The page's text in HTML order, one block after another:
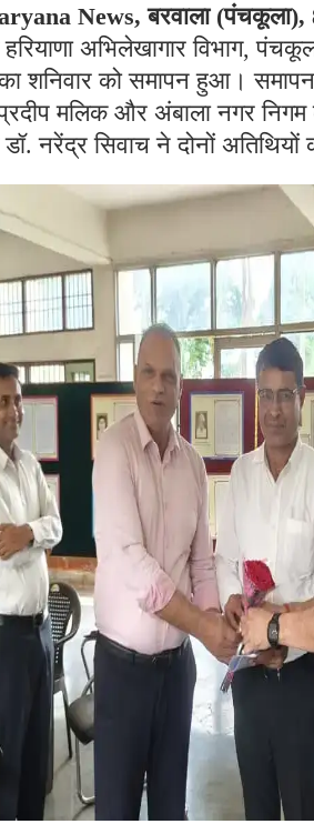
News, बरवाला
हरियाणा अभिलेखागार विभाग,
शनिवार को समापन हुआ। समापन
मलिक और अंबाला नगर निगम
डॉ. नरेंद्र सिवाच ने दोनों अतिथियों